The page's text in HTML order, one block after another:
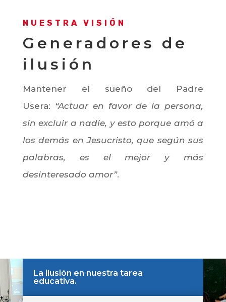
La ilusión en nuestra tarea
educativa.
NUESTRA VISIÓN
Generadores de
ilusión
Mantener el sueño del Padre
Usera: “Actuar en favor de la persona,
sin excluir a nadie, y esto porque amó a
los demás en Jesucristo, que según sus
palabras, es el mejor y más
desinteresado amor”.